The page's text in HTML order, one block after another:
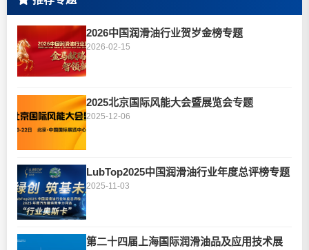
2026中国润滑油行业贺岁金榜专题
2026-02-15
2025北京国际风能大会暨展览会专题
2025-12-06
LubTop2025中国润滑油行业年度总评榜专题
2025-11-03
第二十四届上海国际润滑油品及应用技术展